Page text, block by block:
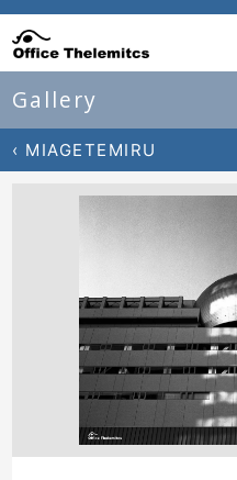
Gallery
‹ MIAGETEMIRU